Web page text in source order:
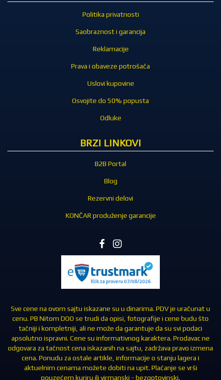
Politika privatnosti
Saobraznost i garancija
Reklamacije
Prava i obaveze potrošača
Uslovi kupovine
Osvojite do 50% popusta
Odluke
BRZI LINKOVI
B2B Portal
Blog
Rezervni delovi
KONČAR produženje garancije
Sve cene na ovom sajtu iskazane su u dinarima. PDV je uračunat u
cenu. PB Nitom DOO se trudi da opisi, fotografije i cene budu što
tačniji i kompletniji, ali ne može da garantuje da su svi podaci
apsolutno ispravni. Cene su informativnog karaktera. Prodavac ne
odgovara za tačnost cena iskazanih na sajtu, zadržava pravo izmena
cena. Ponudu za ostale artikle, informacije o stanju lagera i
aktuelnim cenama možete dobiti na upit. Plaćanje se vrši
pouzećem kuriru ili virmanski - bezgotovinski.